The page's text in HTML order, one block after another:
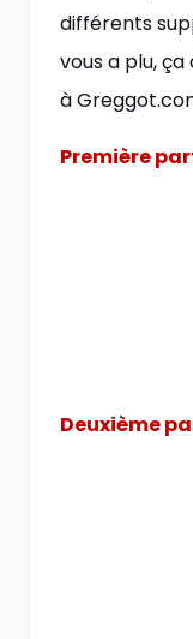
différents
vous a plu,
à
Première
Deuxième